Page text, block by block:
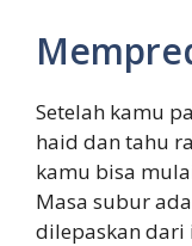
Setelah kamu
haid dan tahu
kamu bisa
Masa subur
dilepaskan